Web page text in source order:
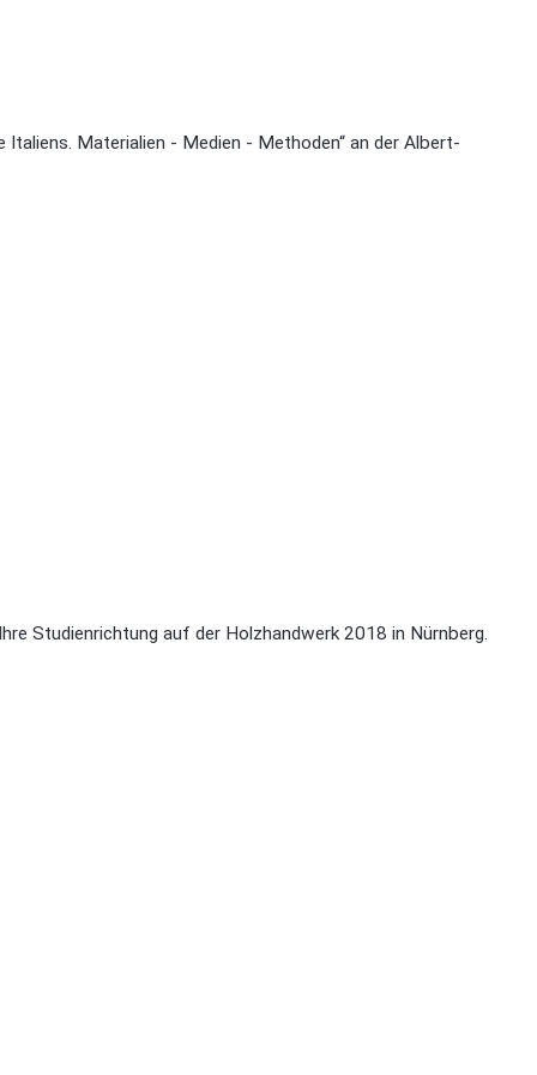
Materialien - Medien - Methoden“ an der Albert-
Studienrichtung auf der Holzhandwerk 2018 in Nürnberg.